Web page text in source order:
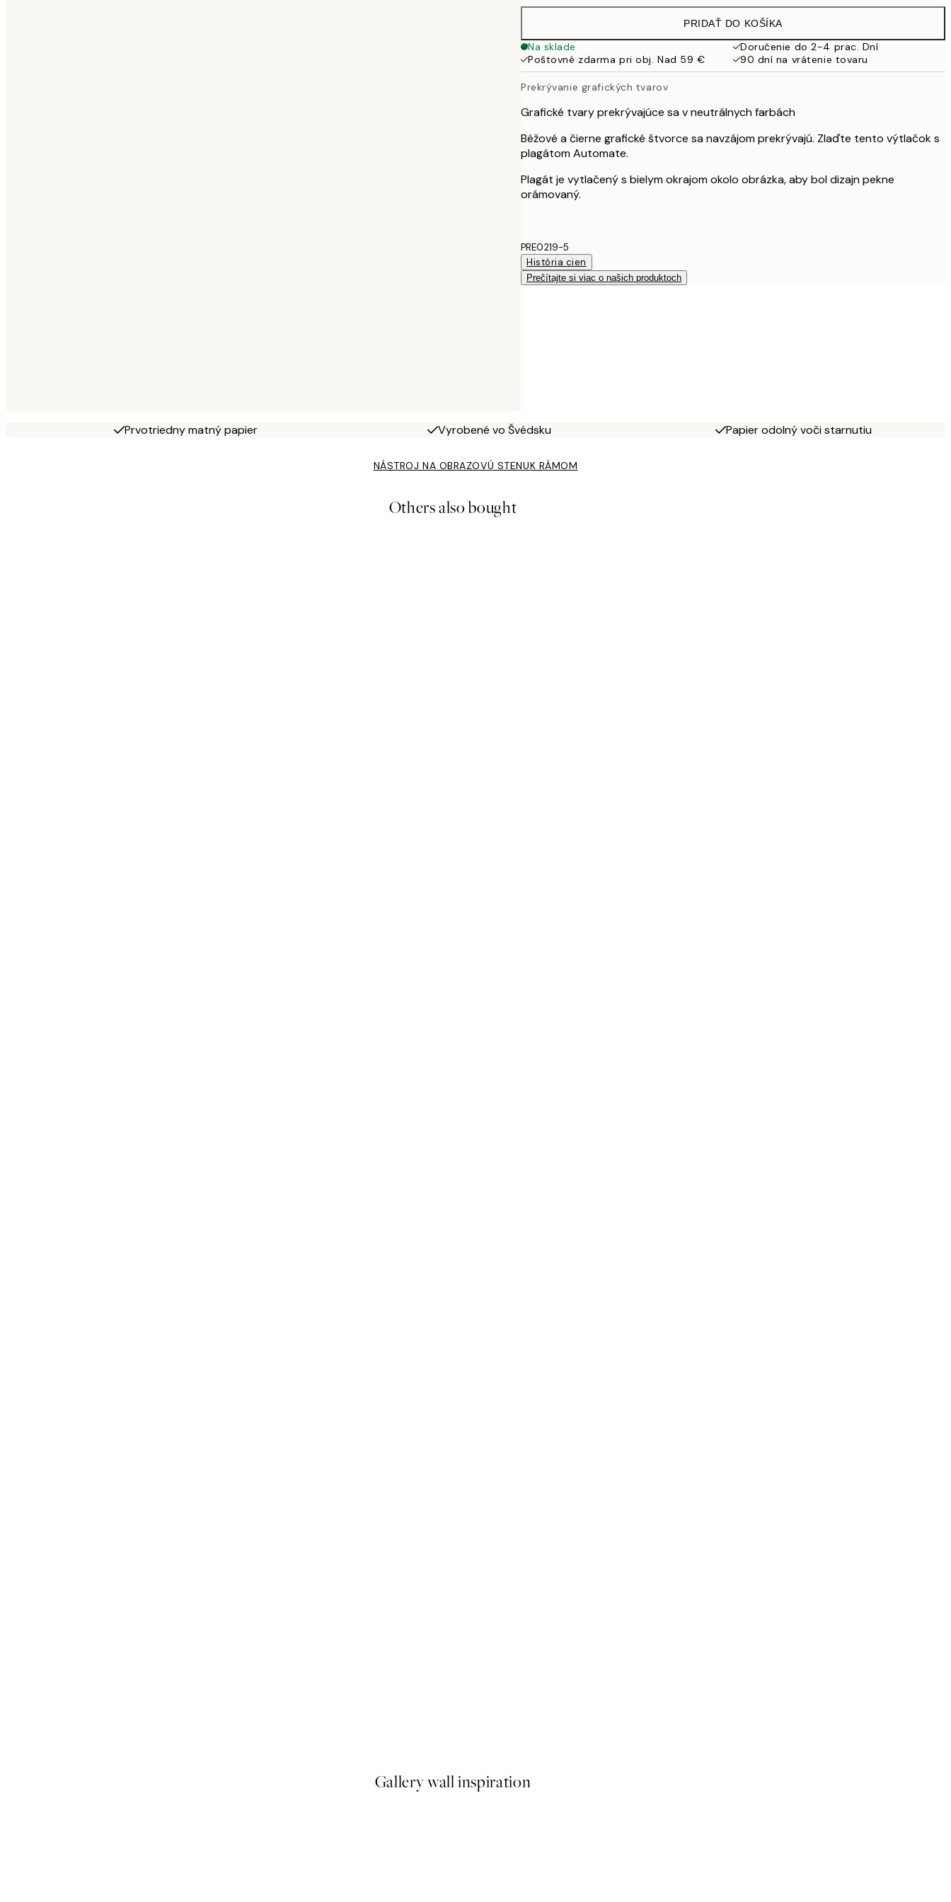
38 €
PRIDAŤ DO KOŠÍKA
Na sklade
Doručenie do 2-4 prac. Dní
Poštovné zdarma pri obj. Nad 59 €
90 dní na vrátenie tovaru
Prekrývanie grafických tvarov
Grafické tvary prekrývajúce sa v neutrálnych farbách
Béžové a čierne grafické štvorce sa navzájom prekrývajú. Zlaďte tento výtlačok s
plagátom Automate.
Plagát je vytlačený s bielym okrajom okolo obrázka, aby bol dizajn pekne
orámovaný.
PRE0219-5
História cien
Prečítajte si viac o našich produktoch
Prvotriedny matný papier Vyrobené vo Švédsku Papier odolný voči starnutiu
NÁSTROJ NA OBRAZOVÚ STENUK RÁMOM
Others also bought
Gallery wall inspiration